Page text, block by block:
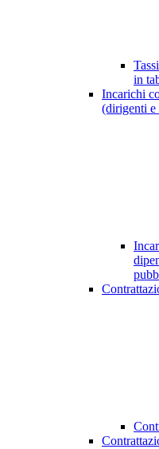
in
Incarichi
(dirigenti